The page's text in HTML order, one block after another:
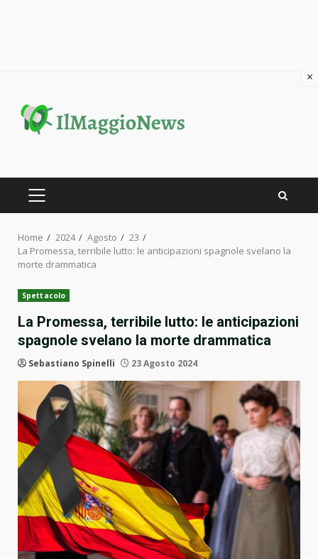
content
PRIMARY
Home 2024 Agosto
23
La Promessa, terribile lutto: le anticipazioni spagnole svelano la
morte drammatica
Spettacolo
La Promessa, terribile lutto: le anticipazioni
spagnole svelano la morte drammatica
Sebastiano Spinelli 23 Agosto 2024
×